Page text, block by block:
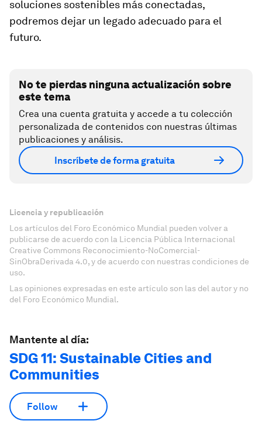
soluciones sostenibles más conectadas,
podremos dejar un legado adecuado para el
futuro.
No te pierdas ninguna actualización sobre
este tema
Crea una cuenta gratuita y accede a tu colección
personalizada de contenidos con nuestras últimas
publicaciones y análisis.
Inscríbete de forma gratuita
Licencia y republicación
Los artículos del Foro Económico Mundial pueden volver a
publicarse de acuerdo con la Licencia Pública Internacional
Creative Commons Reconocimiento-NoComercial-
SinObraDerivada 4.0, y de acuerdo con nuestras condiciones de
uso.
Las opiniones expresadas en este artículo son las del autor y no
del Foro Económico Mundial.
Mantente al día:
SDG 11: Sustainable Cities and
Communities
Follow